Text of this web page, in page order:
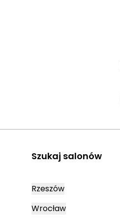
Szukaj salonów
Rzeszów
Wrocław